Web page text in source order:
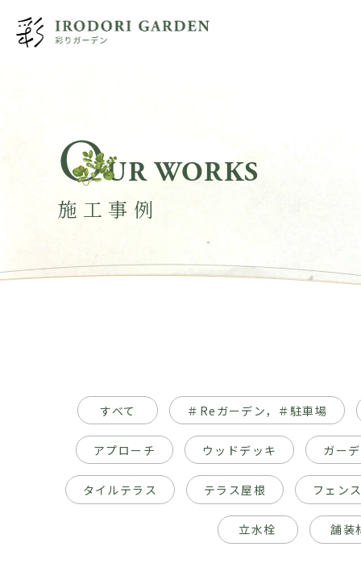
OUR WORKS
施工事例
すべて ＃Reガーデン，＃駐車場
アプローチ ウッドデッキ ガー
タイルテラス テラス屋根 フェン
立水栓 舗装